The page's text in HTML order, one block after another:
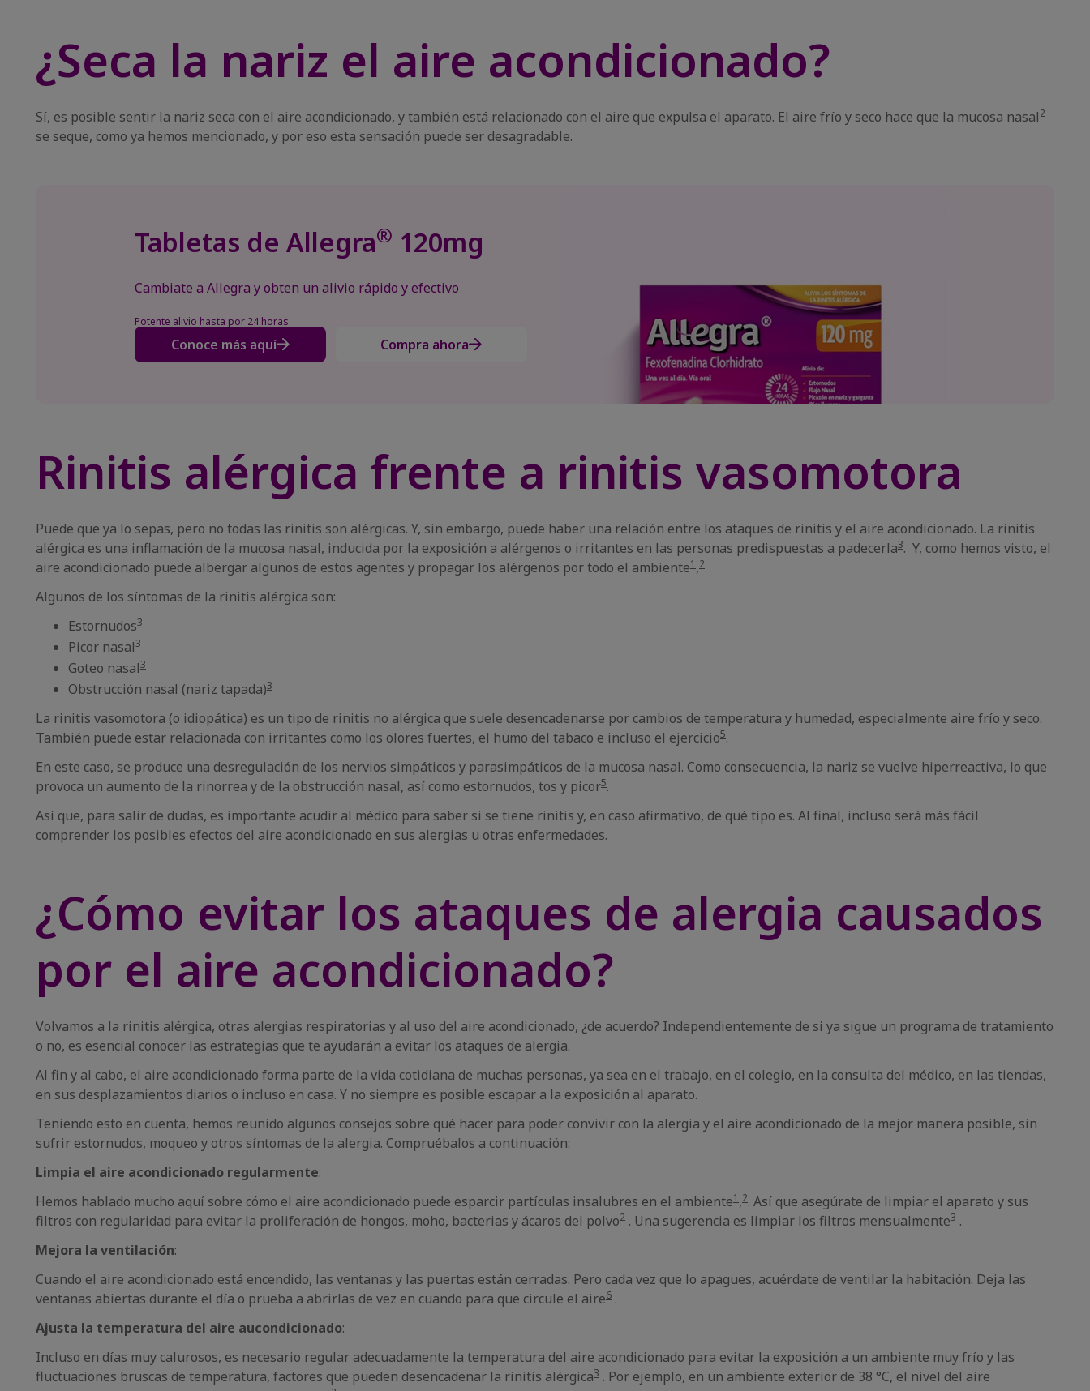
¿Seca la nariz el aire acondicionado?
Sí, es posible sentir la nariz seca con el aire acondicionado, y también está relacionado con el aire que expulsa el aparato. El aire frío y seco hace que la mucosa nasal2
se seque, como ya hemos mencionado, y por eso esta sensación puede ser desagradable.
Tabletas de Allegra® 120mg
Cambiate a Allegra y obten un alivio rápido y efectivo
Potente alivio hasta por 24 horas
Conoce más aquí Compra ahora
Rinitis alérgica frente a rinitis vasomotora
Puede que ya lo sepas, pero no todas las rinitis son alérgicas. Y, sin embargo, puede haber una relación entre los ataques de rinitis y el aire acondicionado. La rinitis
alérgica es una inflamación de la mucosa nasal, inducida por la exposición a alérgenos o irritantes en las personas predispuestas a padecerla3. Y, como hemos visto, el
aire acondicionado puede albergar algunos de estos agentes y propagar los alérgenos por todo el ambiente1 ,2.
Algunos de los síntomas de la rinitis alérgica son:
Estornudos3
Picor nasal3
Goteo nasal3
Obstrucción nasal (nariz tapada)3
La rinitis vasomotora (o idiopática) es un tipo de rinitis no alérgica que suele desencadenarse por cambios de temperatura y humedad, especialmente aire frío y seco.
También puede estar relacionada con irritantes como los olores fuertes, el humo del tabaco e incluso el ejercicio5.
En este caso, se produce una desregulación de los nervios simpáticos y parasimpáticos de la mucosa nasal. Como consecuencia, la nariz se vuelve hiperreactiva, lo que
provoca un aumento de la rinorrea y de la obstrucción nasal, así como estornudos, tos y picor5.
Así que, para salir de dudas, es importante acudir al médico para saber si se tiene rinitis y, en caso afirmativo, de qué tipo es. Al final, incluso será más fácil
comprender los posibles efectos del aire acondicionado en sus alergias u otras enfermedades.
¿Cómo evitar los ataques de alergia causados
por el aire acondicionado?
Volvamos a la rinitis alérgica, otras alergias respiratorias y al uso del aire acondicionado, ¿de acuerdo? Independientemente de si ya sigue un programa de tratamiento
o no, es esencial conocer las estrategias que te ayudarán a evitar los ataques de alergia.
Al fin y al cabo, el aire acondicionado forma parte de la vida cotidiana de muchas personas, ya sea en el trabajo, en el colegio, en la consulta del médico, en las tiendas,
en sus desplazamientos diarios o incluso en casa. Y no siempre es posible escapar a la exposición al aparato.
Teniendo esto en cuenta, hemos reunido algunos consejos sobre qué hacer para poder convivir con la alergia y el aire acondicionado de la mejor manera posible, sin
sufrir estornudos, moqueo y otros síntomas de la alergia. Compruébalos a continuación:
Limpia el aire acondicionado regularmente:
Hemos hablado mucho aquí sobre cómo el aire acondicionado puede esparcir partículas insalubres en el ambiente1 ,2. Así que asegúrate de limpiar el aparato y sus
filtros con regularidad para evitar la proliferación de hongos, moho, bacterias y ácaros del polvo2 . Una sugerencia es limpiar los filtros mensualmente3 .
Mejora la ventilación:
Cuando el aire acondicionado está encendido, las ventanas y las puertas están cerradas. Pero cada vez que lo apagues, acuérdate de ventilar la habitación. Deja las
ventanas abiertas durante el día o prueba a abrirlas de vez en cuando para que circule el aire6 .
Ajusta la temperatura del aire aucondicionado:
Incluso en días muy calurosos, es necesario regular adecuadamente la temperatura del aire acondicionado para evitar la exposición a un ambiente muy frío y las
fluctuaciones bruscas de temperatura, factores que pueden desencadenar la rinitis alérgica3 . Por ejemplo, en un ambiente exterior de 38 °C, el nivel del aire